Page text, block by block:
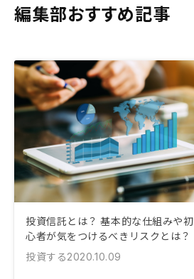
編集部おすすめ記事
投資信託とは？ 基本的な仕組みや初
心者が気をつけるべきリスクとは？
投資する2020.10.09